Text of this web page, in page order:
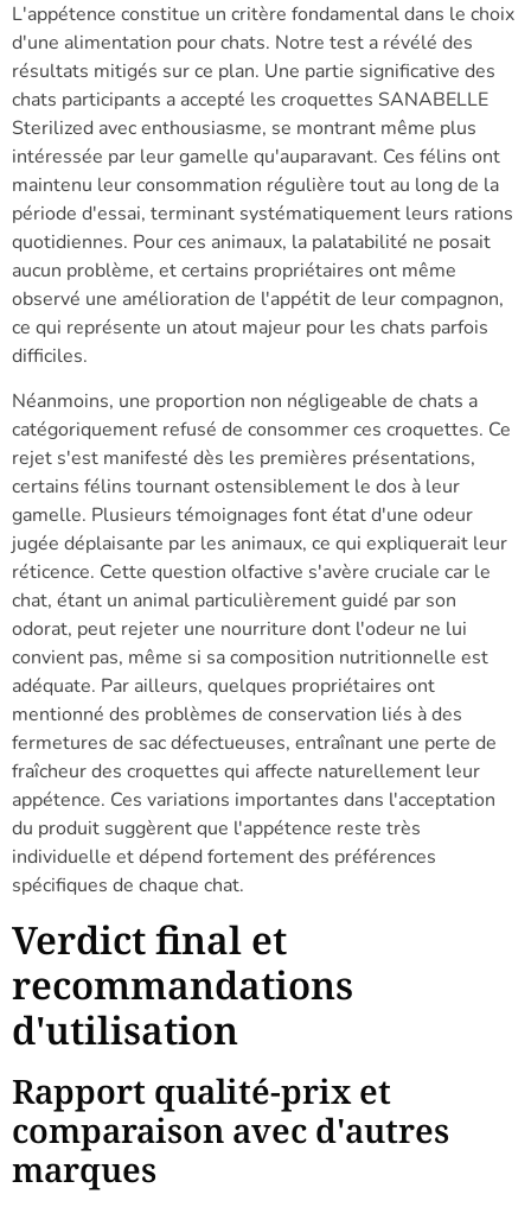
L'appétence constitue un critère fondamental dans le choix
d'une alimentation pour chats. Notre test a révélé des
résultats mitigés sur ce plan. Une partie significative des
chats participants a accepté les croquettes SANABELLE
Sterilized avec enthousiasme, se montrant même plus
intéressée par leur gamelle qu'auparavant. Ces félins ont
maintenu leur consommation régulière tout au long de la
période d'essai, terminant systématiquement leurs rations
quotidiennes. Pour ces animaux, la palatabilité ne posait
aucun problème, et certains propriétaires ont même
observé une amélioration de l'appétit de leur compagnon,
ce qui représente un atout majeur pour les chats parfois
difficiles.
Néanmoins, une proportion non négligeable de chats a
catégoriquement refusé de consommer ces croquettes. Ce
rejet s'est manifesté dès les premières présentations,
certains félins tournant ostensiblement le dos à leur
gamelle. Plusieurs témoignages font état d'une odeur
jugée déplaisante par les animaux, ce qui expliquerait leur
réticence. Cette question olfactive s'avère cruciale car le
chat, étant un animal particulièrement guidé par son
odorat, peut rejeter une nourriture dont l'odeur ne lui
convient pas, même si sa composition nutritionnelle est
adéquate. Par ailleurs, quelques propriétaires ont
mentionné des problèmes de conservation liés à des
fermetures de sac défectueuses, entraînant une perte de
fraîcheur des croquettes qui affecte naturellement leur
appétence. Ces variations importantes dans l'acceptation
du produit suggèrent que l'appétence reste très
individuelle et dépend fortement des préférences
spécifiques de chaque chat.
Verdict final et
recommandations
d'utilisation
Rapport qualité-prix et
comparaison avec d'autres
marques